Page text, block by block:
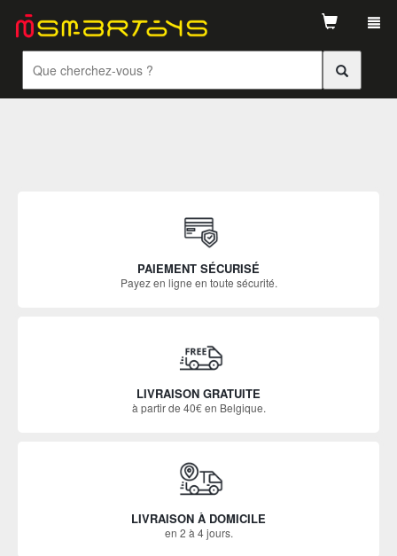
PAIEMENT SÉCURISÉ
Payez en ligne en toute sécurité.
LIVRAISON GRATUITE
à partir de 40€ en Belgique.
LIVRAISON À DOMICILE
en 2 à 4 jours.